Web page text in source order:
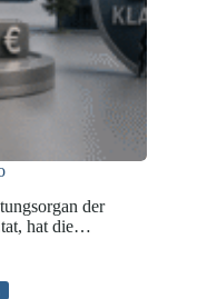
der
hat die…